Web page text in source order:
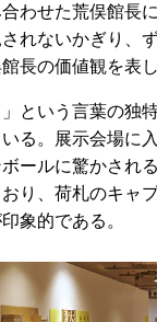
わせた荒俣館長
されないかぎり、
長の価値観を表
」という言葉の独
いる。展示会場に
ールに驚かされ
り、荷札のキャ
象的である。